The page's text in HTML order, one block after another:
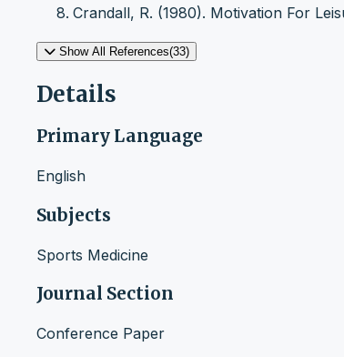
Crandall, R. (1980). Motivation For
Show All References(33)
Details
Primary Language
English
Subjects
Sports Medicine
Journal Section
Conference Paper